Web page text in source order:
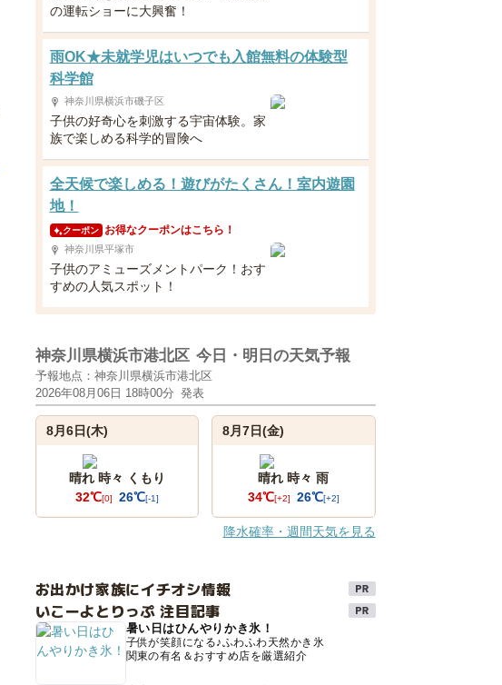
の運転ショーに大興奮！
雨OK★未就学児はいつでも入館無料の体験型
科学館
神奈川県横浜市磯子区
子供の好奇心を刺激する宇宙体験。家
族で楽しめる科学的冒険へ
全天候で楽しめる！遊びがたくさん！室内遊園
地！
クーポン お得なクーポンはこちら！
神奈川県平塚市
子供のアミューズメントパーク！おす
すめの人気スポット！
神奈川県横浜市港北区 今日・明日の天気予報
予報地点：神奈川県横浜市港北区
2026年08月06日 18時00分 発表
8月6日(木)
晴れ 時々 くもり
32℃[0] 26℃[-1]
8月7日(金)
晴れ 時々 雨
34℃[+2] 26℃[+2]
降水確率・週間天気を見る
お出かけ家族にイチオシ情報
いこーよとりっぷ 注目記事
暑い日はひんやりかき氷！
子供が笑顔になる♪ふわふわ天然かき氷
関東の有名＆おすすめ店を厳選紹介